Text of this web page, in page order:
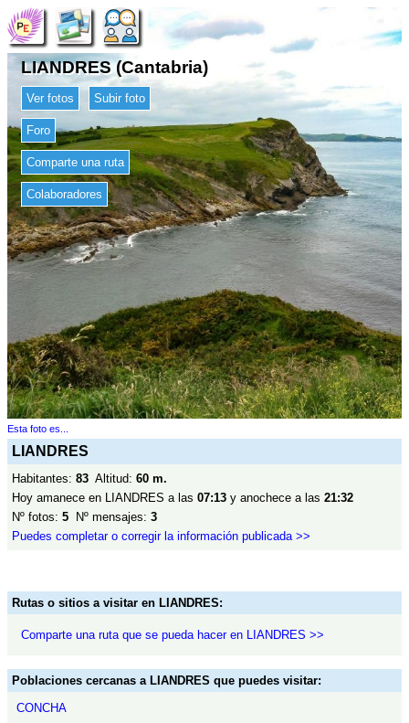
LIANDRES (Cantabria)
Ver fotos Subir foto
Foro
Comparte una ruta
Colaboradores
Esta foto es...
LIANDRES
Habitantes: 83 Altitud: 60 m.
Hoy amanece en LIANDRES a las 07:13 y anochece a las 21:32
Nº fotos: 5 Nº mensajes: 3
Puedes completar o corregir la información publicada >>
Rutas o sitios a visitar en LIANDRES:
Comparte una ruta que se pueda hacer en LIANDRES >>
Poblaciones cercanas a LIANDRES que puedes visitar:
CONCHA